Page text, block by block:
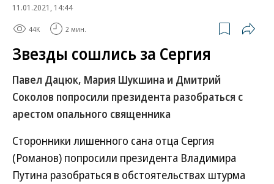
11.01.2021, 14:44
44K 2 мин.
Звезды сошлись за Сергия
Павел Дацюк, Мария Шукшина и Дмитрий
Соколов попросили президента разобраться с
арестом опального священника
Сторонники лишенного сана отца Сергия
(Романов) попросили президента Владимира
Путина разобраться в обстоятельствах штурма